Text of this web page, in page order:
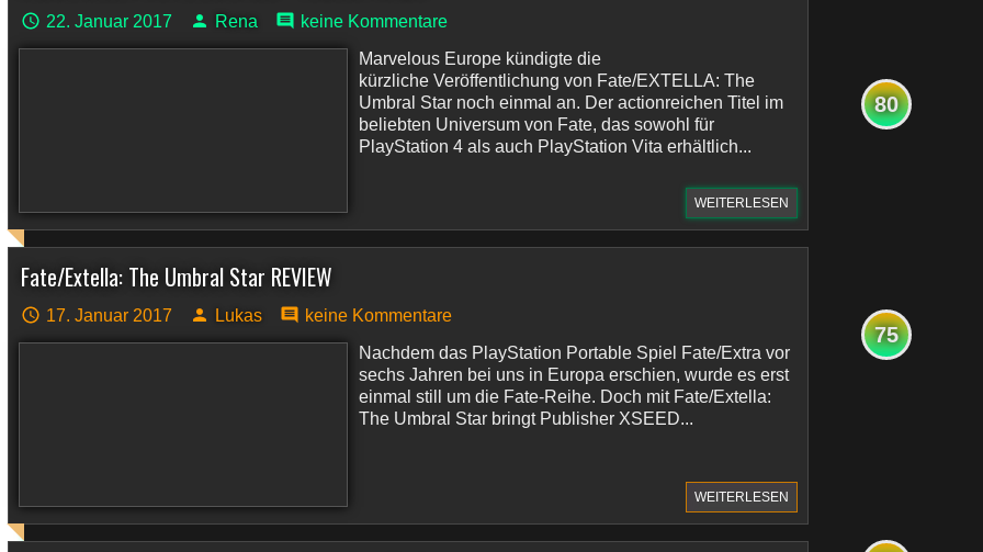
22. Januar 2017 Rena
keine Kommentare
Marvelous Europe kündigte die
kürzliche Veröffentlichung von Fate/EXTELLA: The
Umbral Star noch einmal an. Der actionreichen Titel im
beliebten Universum von Fate, das sowohl für
PlayStation 4 als auch PlayStation Vita erhältlich...
WEITERLESEN
Fate/Extella: The Umbral Star REVIEW
17. Januar 2017 Lukas
keine Kommentare
Nachdem das PlayStation Portable Spiel Fate/Extra vor
sechs Jahren bei uns in Europa erschien, wurde es erst
einmal still um die Fate-Reihe. Doch mit Fate/Extella:
The Umbral Star bringt Publisher XSEED...
WEITERLESEN
80
75